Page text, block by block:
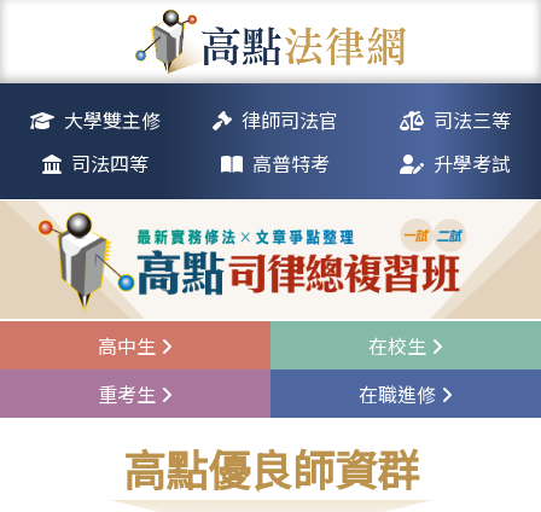
大學雙主修 律師司法官
司法三等
司法四等
高普特考 升學考試
高中生
在校生
重考生
在職進修
高點優良師資群